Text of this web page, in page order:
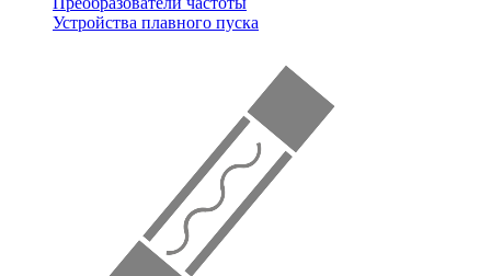
Устройства плавного пуска